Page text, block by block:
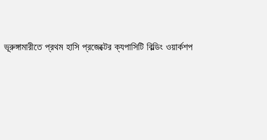
ভূরুঙ্গামারীতে প্রথম হাসি প্রজেক্টের ক্যপাসিটি বিল্ডিং ওয়ার্কশপ